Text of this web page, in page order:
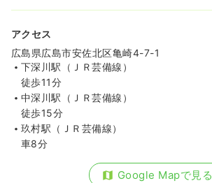
アクセス
広島県広島市安佐北区亀崎4-7-1
下深川駅（ＪＲ芸備線）
徒歩11分
中深川駅（ＪＲ芸備線）
徒歩15分
玖村駅（ＪＲ芸備線）
車8分
Google Mapで見る